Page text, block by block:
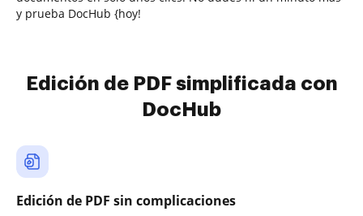
y prueba DocHub {hoy!
Edición de PDF simplificada con
DocHub
Edición de PDF sin complicaciones